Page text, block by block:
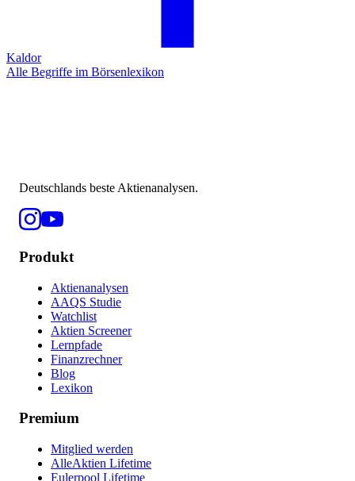
Kaldor
Alle Begriffe im Börsenlexikon
Deutschlands beste Aktienanalysen.
Produkt
Aktienanalysen
AAQS Studie
Watchlist
Aktien Screener
Lernpfade
Finanzrechner
Blog
Lexikon
Premium
Mitglied werden
AlleAktien Lifetime
Eulerpool Lifetime